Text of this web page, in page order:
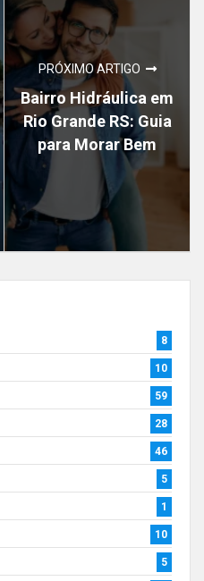
PRÓXIMO ARTIGO
Bairro Hidráulica em
Rio Grande RS: Guia
para Morar Bem
8
10
59
28
46
5
1
10
5